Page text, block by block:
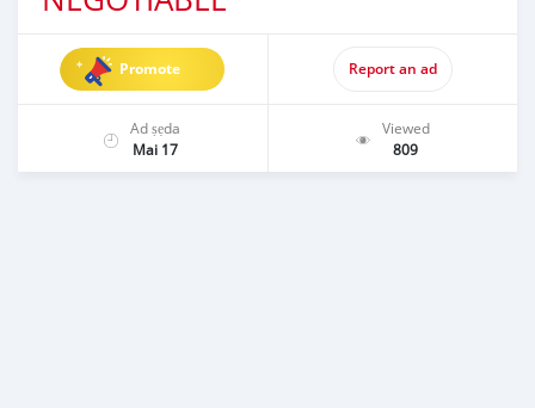
Promote Report an ad
Ad ṣẹda
Mai 17
Viewed
809